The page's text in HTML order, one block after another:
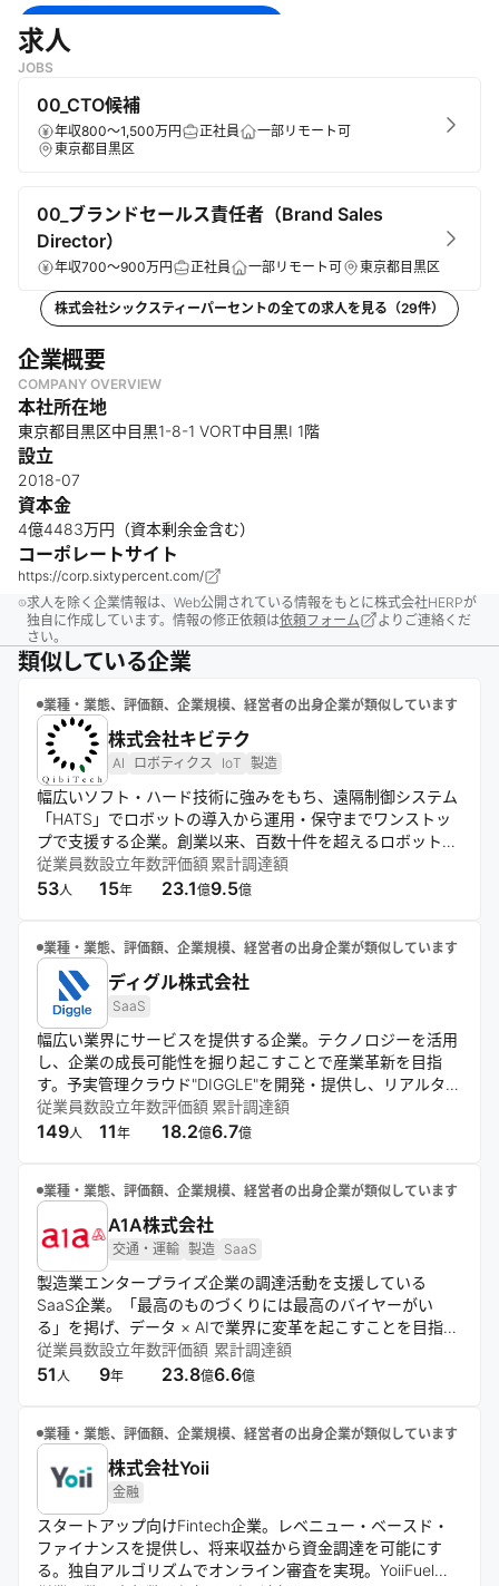
無料で登録して続きを見る
求人
JOBS
00_CTO候補
年収800～1,500万円 正社員
一部リモート可
東京都目黒区
00_ブランドセールス責任者（Brand Sales
Director）
年収700～900万円 正社員 一部リモート可 東京都目黒区
株式会社シックスティーパーセントの全ての求人を見る（29件）
企業概要
COMPANY OVERVIEW
本社所在地
東京都目黒区中目黒1-8-1 VORT中目黒Ⅰ 1階
設立
2018-07
資本金
4億4483万円（資本剰余金含む）
コーポレートサイト
https://corp.sixtypercent.com/
求人を除く企業情報は、Web公開されている情報をもとに株式会社HERPが
独自に作成しています。情報の修正依頼は依頼フォーム
よりご連絡くだ
さい。
類似している企業
業種・業態、評価額、企業規模、経営者の出身企業が類似しています
株式会社キビテク
AI ロボティクス IoT 製造
幅広いソフト・ハード技術に強みをもち、遠隔制御システム
「HATS」でロボットの導入から運用・保守までワンストッ
プで支援する企業。創業以来、百数十件を超えるロボット開
発実績を積み上げ、多様な現場の自動化に対応。技術と遠隔
操作の融合によって、効率的かつ安定的なロボット社会の実
従業員数
53人
設立年数
15年
評価額
23.1億
累計調達額
9.5億
業種・業態、評価額、企業規模、経営者の出身企業が類似しています
ディグル株式会社
SaaS
幅広い業界にサービスを提供する企業。テクノロジーを活用
し、企業の成長可能性を掘り起こすことで産業革新を目指
す。予実管理クラウド"DIGGLE"を開発・提供し、リアルタイ
ムデータ分析による経営判断の迅速化と正確性向上をサポー
トする。
従業員数
149人
設立年数
11年
評価額
18.2億
累計調達額
6.7億
業種・業態、評価額、企業規模、経営者の出身企業が類似しています
A1A株式会社
交通・運輸 製造 SaaS
製造業エンタープライズ企業の調達活動を支援している
SaaS企業。「最高のものづくりには最高のバイヤーがい
る」を掲げ、データ × AIで業界に変革を起こすことを目指し
ています。提供サービスである「UPCYCLE」は自動車業界
を中心に導入が進み、ローンチ1年で自動車メーカーやTier1
従業員数
51人
設立年数
9年
評価額
23.8億
累計調達額
6.6億
業種・業態、評価額、企業規模、経営者の出身企業が類似しています
株式会社Yoii
金融
スタートアップ向けFintech企業。レベニュー・ベースド・
ファイナンスを提供し、将来収益から資金調達を可能にす
る。独自アルゴリズムでオンライン審査を実現。YoiiFuelプ